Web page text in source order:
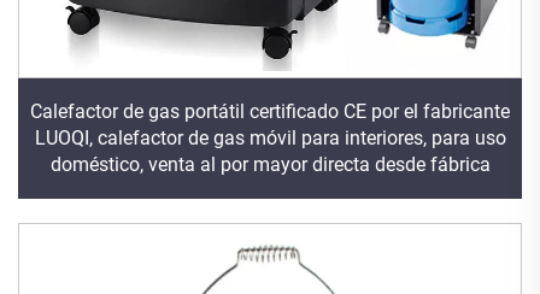
Calefactor de gas portátil certificado CE por el fabricante
LUOQI, calefactor de gas móvil para interiores, para uso
doméstico, venta al por mayor directa desde fábrica